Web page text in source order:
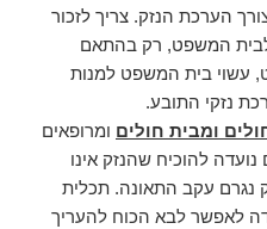
הערכת הנזק. צריך לזכור
המשפט, רק בהתאם
עשוי בית המשפט למנות
נזקי התובע.
ומבית חולים ומרופאים
להוכיח שהנזק אינו
נגרם עקב התאונה. תכלית
לאפשר לבא הכוח להעריך